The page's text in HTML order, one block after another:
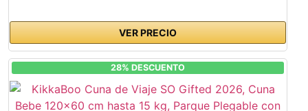
VER PRECIO
28% DESCUENTO